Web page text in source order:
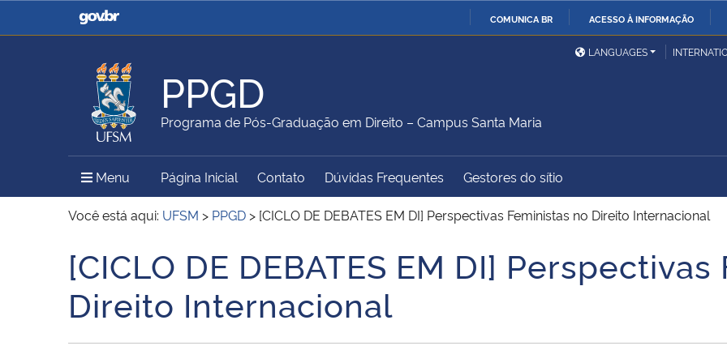
COMUNICA BR ACESSO À INFORMAÇÃO
Casa Civil
Ministério da Justiça e
Ministério da Defesa
Ministério das Relações
Exteriores
Ministério da Agricultura,
Pecuária e Abastecimento
Ministério da Educação
Ministério do Meio Ambiente Ministério do Turismo
Ministério do
Desenvolvimento Regional
Controladoria-Geral da
União
Secretaria de Governo
Gabinete de Segurança
Institucional
Advocacia-Geral da União Banco Central do Brasil
LANGUAGES
PPGD
Programa de Pós-Graduação em Direito – Campus Santa Maria
Menu Menu Principal do Sítio
Página Inicial Contato Dúvidas Frequentes Gestores do sítio
Você está aqui: UFSM > PPGD > [CICLO DE DEBATES EM DI] Perspectivas Feministas no Direito Internacional
Início do conteúdo
[CICLO DE DEBATES EM DI]
Direito Internacional